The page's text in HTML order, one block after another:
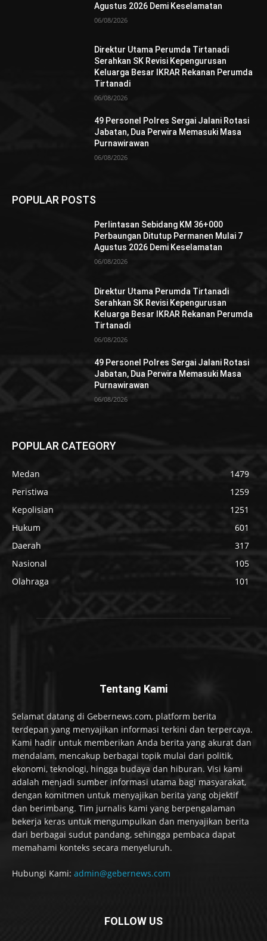
Agustus 2026 Demi Keselamatan
06/08/2026
Direktur Utama Perumda Tirtanadi
Serahkan SK Revisi Kepengurusan
Keluarga Besar IKRAR Rekanan Perumda
Tirtanadi
06/08/2026
49 Personel Polres Sergai Jalani Rotasi
Jabatan, Dua Perwira Memasuki Masa
Purnawirawan
06/08/2026
POPULAR POSTS
Perlintasan Sebidang KM 36+000
Perbaungan Ditutup Permanen Mulai 7
Agustus 2026 Demi Keselamatan
06/08/2026
Direktur Utama Perumda Tirtanadi
Serahkan SK Revisi Kepengurusan
Keluarga Besar IKRAR Rekanan Perumda
Tirtanadi
06/08/2026
49 Personel Polres Sergai Jalani Rotasi
Jabatan, Dua Perwira Memasuki Masa
Purnawirawan
06/08/2026
POPULAR CATEGORY
Medan
1479
Peristiwa
1259
Kepolisian
1251
Hukum
601
Daerah
317
Nasional
105
Olahraga
101
Tentang Kami
Selamat datang di Gebernews.com, platform berita
terdepan yang menyajikan informasi terkini dan terpercaya.
Kami hadir untuk memberikan Anda berita yang akurat dan
mendalam, mencakup berbagai topik mulai dari politik,
ekonomi, teknologi, hingga budaya dan hiburan. Visi kami
adalah menjadi sumber informasi utama bagi masyarakat,
dengan komitmen untuk menyajikan berita yang objektif
dan berimbang. Tim jurnalis kami yang berpengalaman
bekerja keras untuk mengumpulkan dan menyajikan berita
dari berbagai sudut pandang, sehingga pembaca dapat
memahami konteks secara menyeluruh.
Hubungi Kami: admin@gebernews.com
FOLLOW US